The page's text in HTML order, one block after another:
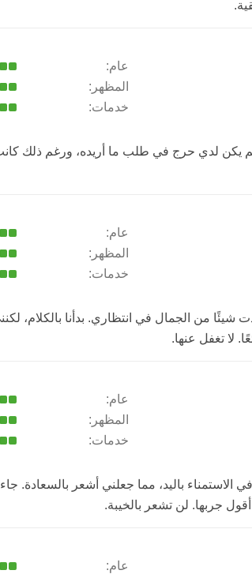
عام:
المظهر:
خدمات:
يكن لدي حرج في طلب ما أريده، ورغم ذلك
عام:
المظهر:
خدمات:
من الجمال في انتظاري. بدأنا بالكلام،
لا تغفل عنها.
عام:
المظهر:
خدمات:
باليد، مما جعلني أشعر بالسعادة.
جربها. لن تشعر بالخيبة.
عام: